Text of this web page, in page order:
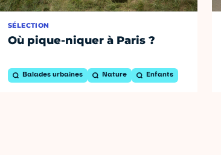
SÉLECTION
Où pique-niquer à Paris ?
Balades urbaines Nature Enfants